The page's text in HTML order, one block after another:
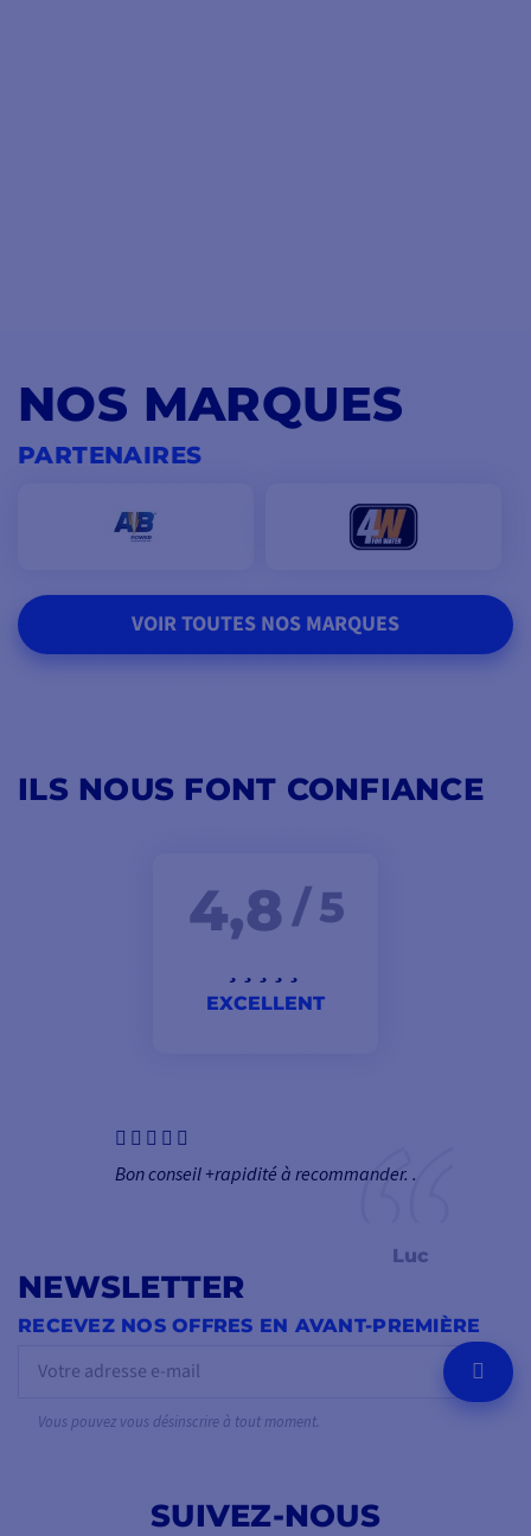
NOS MARQUES
PARTENAIRES
VOIR TOUTES NOS MARQUES
ILS NOUS FONT CONFIANCE
4,8 / 5
EXCELLENT
Bon conseil +rapidité à recommander. .
Luc
NEWSLETTER
RECEVEZ NOS OFFRES EN AVANT-PREMIÈRE
OK
Vous pouvez vous désinscrire à tout moment.
SUIVEZ-NOUS